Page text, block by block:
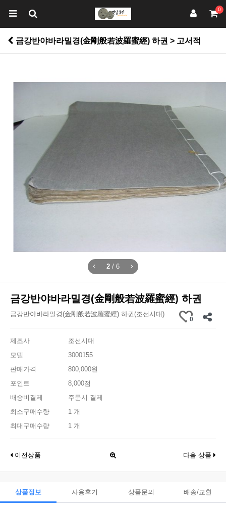
0
금강반야바라밀경(金剛般若波羅蜜經) 하권 > 고서적
2 / 6
금강반야바라밀경(金剛般若波羅蜜經) 하권
금강반야바라밀경(金剛般若波羅蜜經) 하권(조선시대)
0
제조사
조선시대
모델
3000155
판매가격
800,000원
포인트
8,000점
배송비결제
주문시 결제
최소구매수량
1 개
최대구매수량
1 개
이전상품 다음 상품
상품정보 사용후기 상품문의 배송/교환